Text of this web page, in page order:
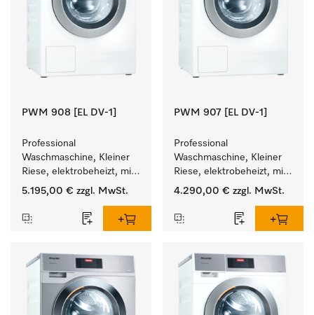
PWM 908 [EL DV-1]
Professional
Waschmaschine, Kleiner
Riese, elektrobeheizt, mit
Ablaufventil und
Programmen.
Leistung 8 kg  in 49 min .
5.195,00 € zzgl. MwSt.
PWM 907 [EL DV-1]
Professional
Waschmaschine, Kleiner
Riese, elektrobeheizt, mit
Ablaufventil und
Programmen.
Leistung 7 kg  in 49 min .
4.290,00 € zzgl. MwSt.